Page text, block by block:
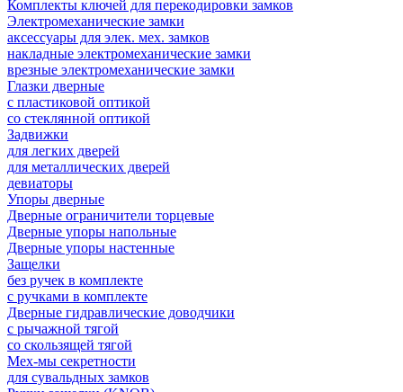
Комплекты ключей для перекодировки замков
Электромеханические замки
аксессуары для элек. мех. замков
накладные электромеханические замки
врезные электромеханические замки
Глазки дверные
с пластиковой оптикой
со стеклянной оптикой
Задвижки
для легких дверей
для металлических дверей
девиаторы
Упоры дверные
Дверные ограничители торцевые
Дверные упоры напольные
Дверные упоры настенные
Защелки
без ручек в комплекте
с ручками в комплекте
Дверные гидравлические доводчики
с рычажной тягой
со скользящей тягой
Мех-мы секретности
для сувальдных замков